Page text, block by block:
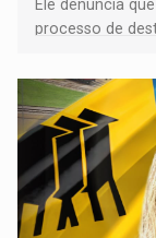
Ele denuncia
processo de